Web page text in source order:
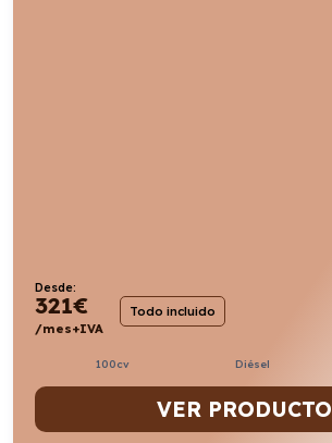
Desde:
321€
/mes+IVA
Todo incluido
100cv Diésel
VER PRODUCTO